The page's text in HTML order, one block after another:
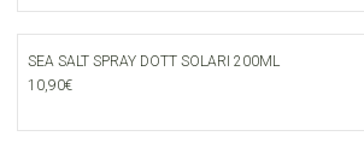
SEA SALT SPRAY DOTT SOLARI 200ML
10,90€